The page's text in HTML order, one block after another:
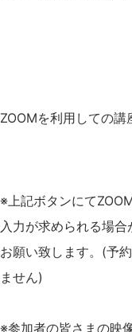
ZOOMを利用しての講
※上記ボタンにて
入力が求められる場
お願い致します。(予
ません)
※参加者の皆さまの映